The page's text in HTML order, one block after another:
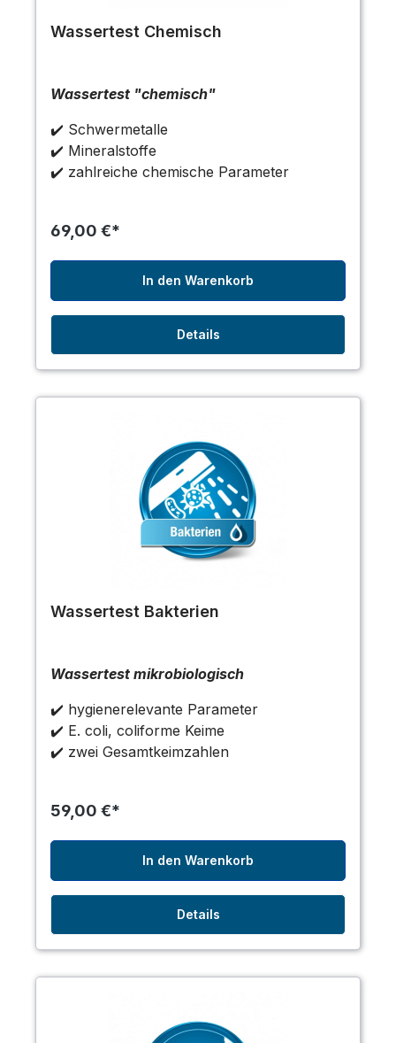
Wassertest Chemisch
Wassertest "chemisch"
✔️ Schwermetalle
✔️ Mineralstoffe
✔️ zahlreiche chemische Parameter
69,00 €*
In den Warenkorb
Details
Wassertest Bakterien
Wassertest mikrobiologisch
✔️ hygienerelevante Parameter
✔️ E. coli, coliforme Keime
✔️ zwei Gesamtkeimzahlen
59,00 €*
In den Warenkorb
Details